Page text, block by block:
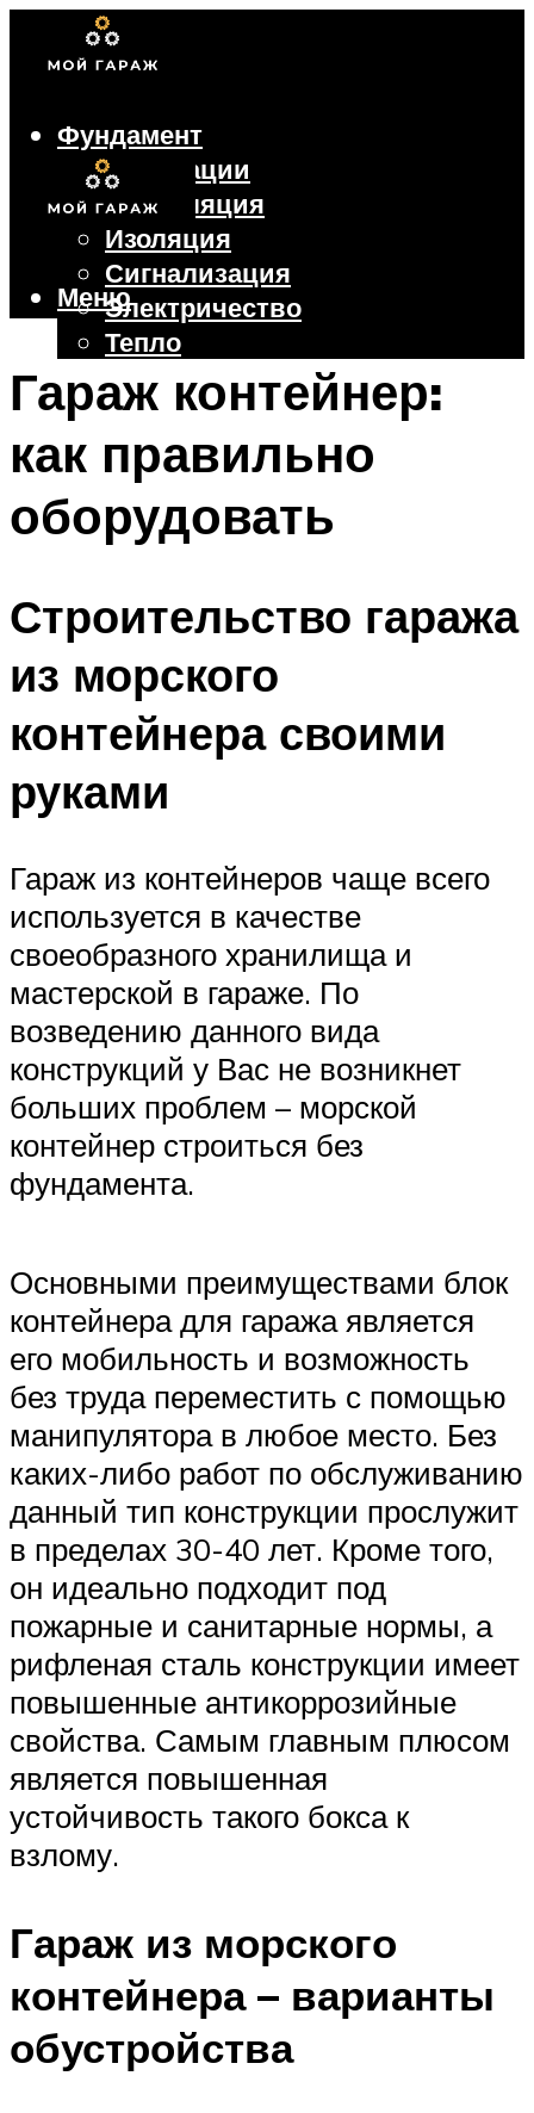
Фундамент
Коммуникации
Вентиляция
Изоляция
Сигнализация
Электричество
Тепло
Крыша
Ворота
Меню
Меню
Гараж контейнер:
как правильно
оборудовать
Строительство гаража
из морского
контейнера своими
руками
Гараж из контейнеров чаще всего
используется в качестве
своеобразного хранилища и
мастерской в гараже. По
возведению данного вида
конструкций у Вас не возникнет
больших проблем – морской
контейнер строиться без
фундамента.
Основными преимуществами блок
контейнера для гаража является
его мобильность и возможность
без труда переместить с помощью
манипулятора в любое место. Без
каких-либо работ по обслуживанию
данный тип конструкции прослужит
в пределах 30-40 лет. Кроме того,
он идеально подходит под
пожарные и санитарные нормы, а
рифленая сталь конструкции имеет
повышенные антикоррозийные
свойства. Самым главным плюсом
является повышенная
устойчивость такого бокса к
взлому.
Гараж из морского
контейнера – варианты
обустройства